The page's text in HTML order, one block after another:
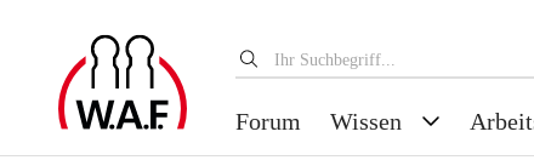
Forum Wissen